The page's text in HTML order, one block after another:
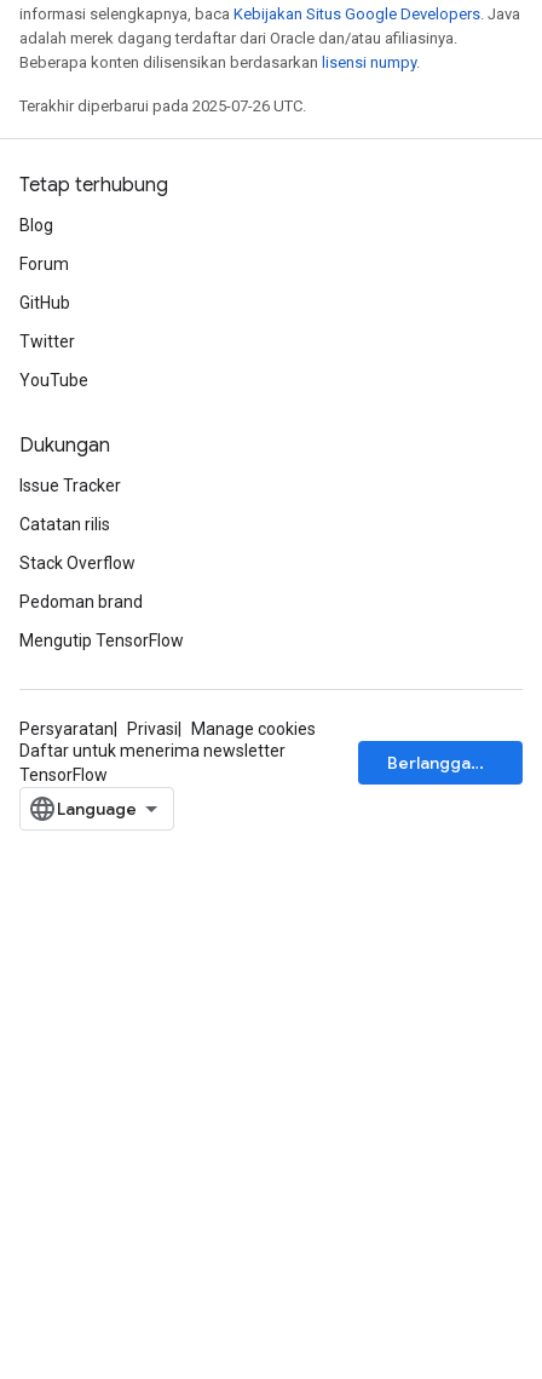
informasi selengkapnya, baca Kebijakan Situs Google Developers. Java
adalah merek dagang terdaftar dari Oracle dan/atau afiliasinya.
Beberapa konten dilisensikan berdasarkan lisensi numpy.
Terakhir diperbarui pada 2025-07-26 UTC.
Tetap terhubung
Blog
Forum
GitHub
Twitter
YouTube
Dukungan
Issue Tracker
Catatan rilis
Stack Overflow
Pedoman brand
Mengutip TensorFlow
Persyaratan Privasi
Manage cookies
Daftar untuk menerima newsletter
TensorFlow
Berlangganan